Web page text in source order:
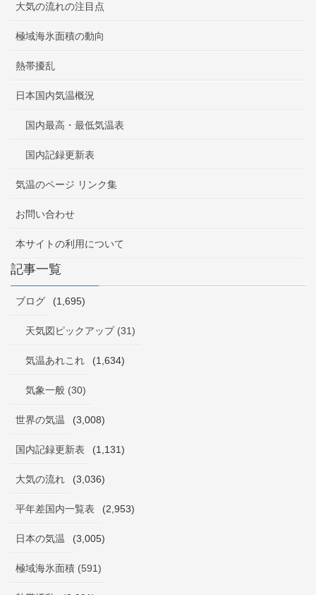
大気の流れの注目点
極域海氷面積の動向
熱帯擾乱
日本国内気温概況
国内最高・最低気温表
国内記録更新表
気温のページ リンク集
お問い合わせ
本サイトの利用について
記事一覧
ブログ (1,695)
天気図ピックアップ (31)
気温あれこれ (1,634)
気象一般 (30)
世界の気温 (3,008)
国内記録更新表 (1,131)
大気の流れ (3,036)
平年差国内一覧表 (2,953)
日本の気温 (3,005)
極域海氷面積 (591)